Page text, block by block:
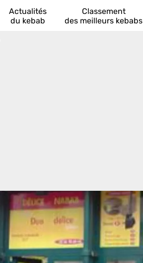
Actualités
du kebab
Classement
des meilleurs kebabs